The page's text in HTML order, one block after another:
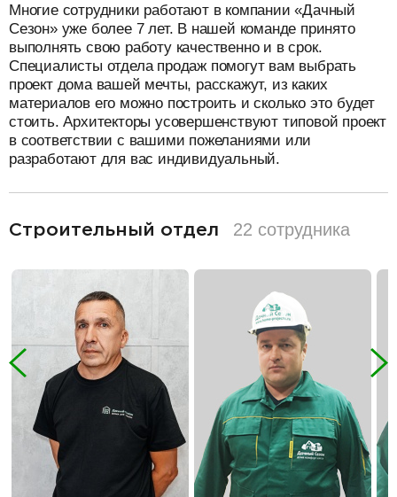
Многие сотрудники работают в компании «Дачный
Сезон» уже более 7 лет. В нашей команде принято
выполнять свою работу качественно и в срок.
Специалисты отдела продаж помогут вам выбрать
проект дома вашей мечты, расскажут, из каких
материалов его можно построить и сколько это будет
стоить. Архитекторы усовершенствуют типовой проект
в соответствии с вашими пожеланиями или
разработают для вас индивидуальный.
Строительный отдел 22 сотрудника